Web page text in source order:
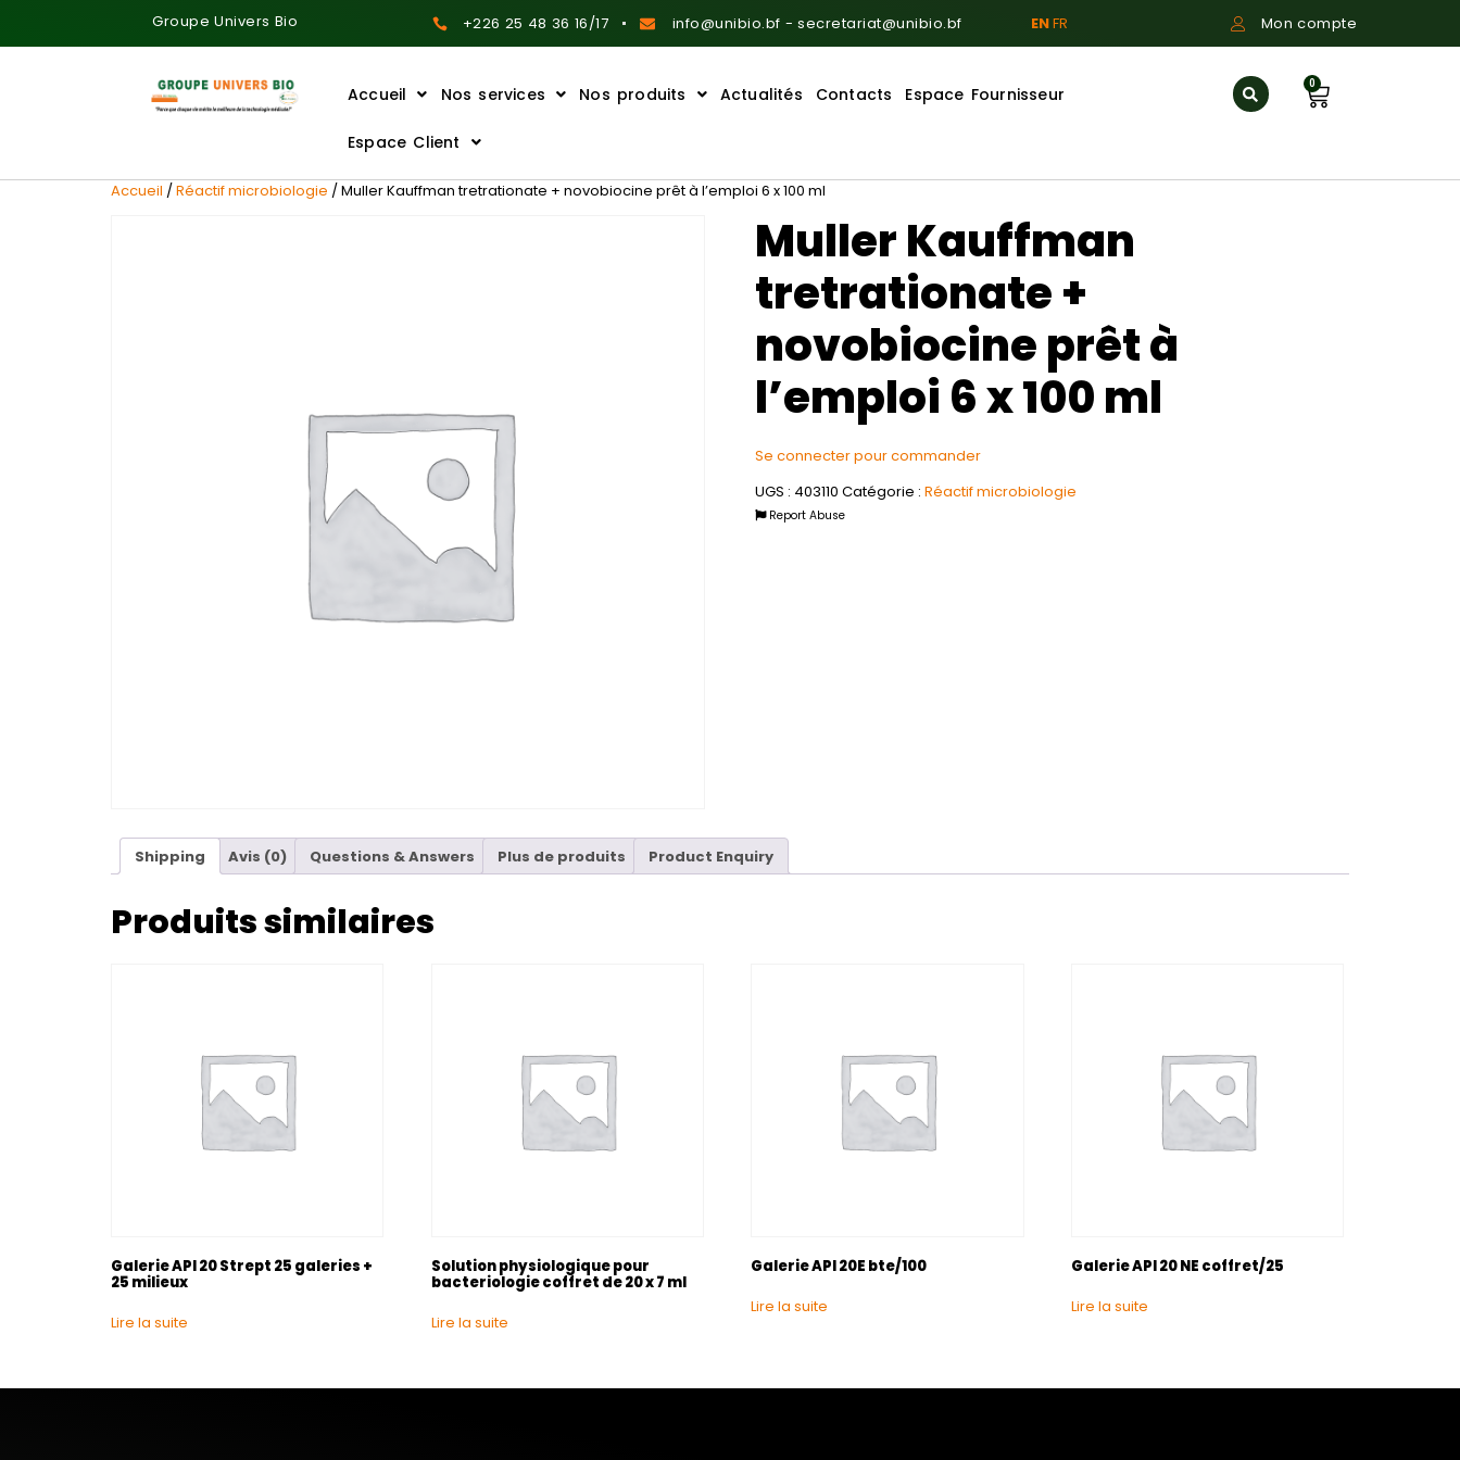
Groupe Univers Bio +226 25 48 36 16/17 info@unibio.bf - secretariat@unibio.bf ENFR Mon compte
Accueil Nos services Nos produits Actualités Contacts Espace Fournisseur
Espace Client
0
Accueil /Réactif microbiologie / Muller Kauffman tretrationate + novobiocine prêt à l’emploi 6 x 100 ml
Muller Kauffman
tretrationate +
novobiocine prêt à
l’emploi 6 x 100 ml
Se connecter pour commander
UGS : 403110 Catégorie : Réactif microbiologie
Report Abuse
Shipping Avis (0) Questions & Answers Plus de produits Product Enquiry
Produits similaires
Galerie API 20 Strept 25 galeries +
25 milieux
Lire la suite
Solution physiologique pour
bacteriologie coffret de 20 x 7 ml
Lire la suite
Galerie API 20E bte/100
Lire la suite
Galerie API 20 NE coffret/25
Lire la suite